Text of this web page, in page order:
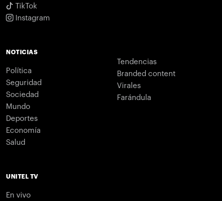
TikTok
Instagram
NOTICIAS
Política
Seguridad
Sociedad
Mundo
Deportes
Economía
Salud
Tendencias
Branded content
Virales
Farándula
UNITEL TV
En vivo